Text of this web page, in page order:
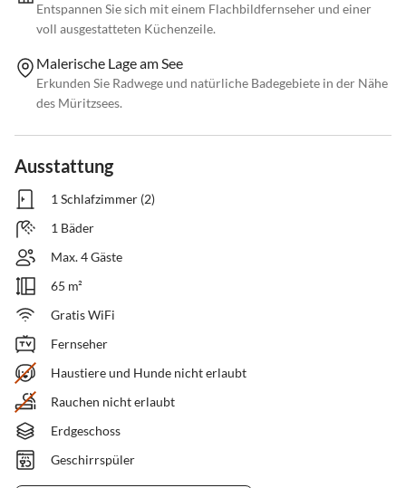
Entspannen Sie sich mit einem Flachbildfernseher und einer
voll ausgestatteten Küchenzeile.
Malerische Lage am See
Erkunden Sie Radwege und natürliche Badegebiete in der Nähe
des Müritzsees.
Ausstattung
1 Schlafzimmer (2)
1 Bäder
Max. 4 Gäste
65 m²
Gratis WiFi
Fernseher
Haustiere und Hunde nicht erlaubt
Rauchen nicht erlaubt
Erdgeschoss
Geschirrspüler